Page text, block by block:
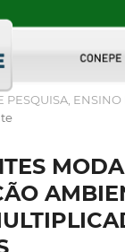
PESQUISA, ENSINO